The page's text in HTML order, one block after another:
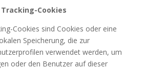
Cookies
Cookies sind Cookies oder eine
Speicherung, die zur
verwendet werden, um
oder den Benutzer auf dieser